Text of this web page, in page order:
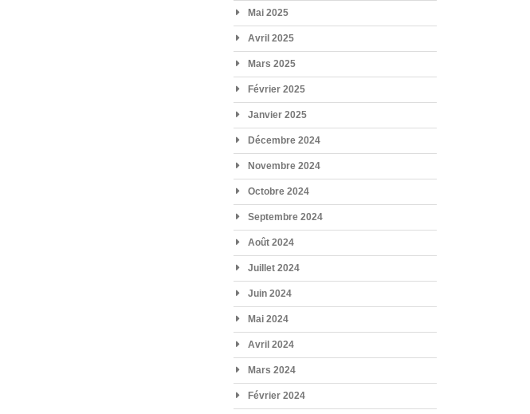
Mai 2025
Avril 2025
Mars 2025
Février 2025
Janvier 2025
Décembre 2024
Novembre 2024
Octobre 2024
Septembre 2024
Août 2024
Juillet 2024
Juin 2024
Mai 2024
Avril 2024
Mars 2024
Février 2024